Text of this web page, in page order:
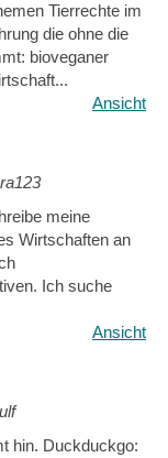
Tierrechte im
die ohne die
bioveganer
Ansicht
meine
Wirtschaften an
Ich suche
Ansicht
hin. Duckduckgo: